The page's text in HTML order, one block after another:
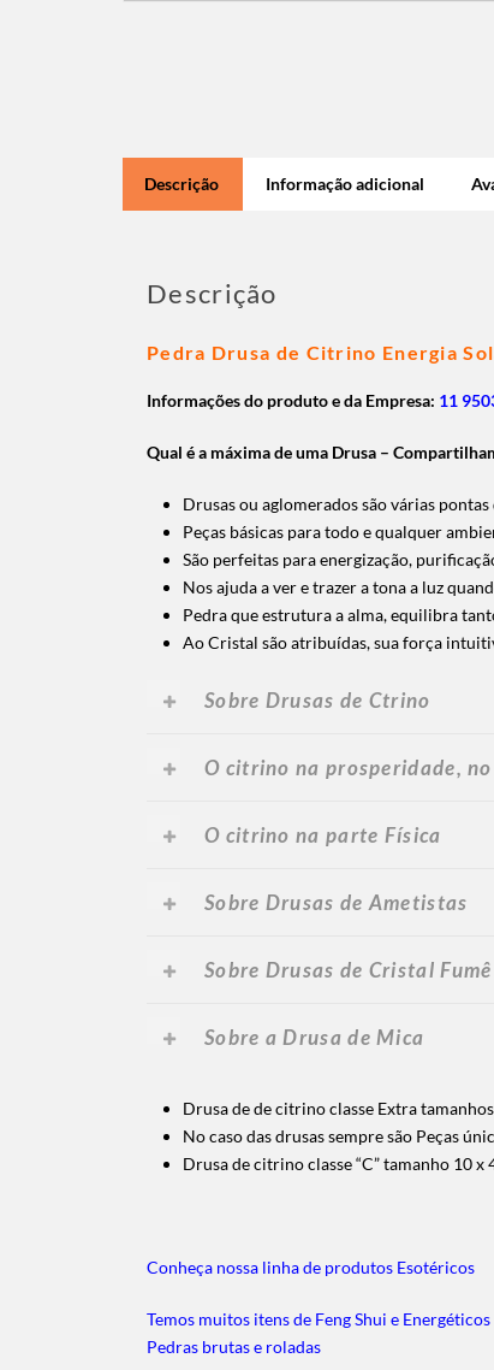
Descrição Informação adicional
Descrição
Pedra Drusa de Citrino Energia
Informações do produto e da Empresa: 11
Qual é a máxima de uma Drusa –
Drusas ou aglomerados são várias
Peças básicas para todo e qualquer
São perfeitas para energização,
Nos ajuda a ver e trazer a tona a luz
Pedra que estrutura a alma, equilibra
Ao Cristal são atribuídas, sua força
Sobre Drusas de Ctrino
O citrino na prosperidade,
O citrino na parte Física
Sobre Drusas de Ametistas
Sobre Drusas de Cristal Fumê
Sobre a Drusa de Mica
Drusa de de citrino classe Extra
No caso das drusas sempre são Peças
Drusa de citrino classe “C” tamanho 10
Conheça nossa linha de produtos Esotéricos
Temos muitos itens de Feng Shui e Energéticos
Pedras brutas e roladas